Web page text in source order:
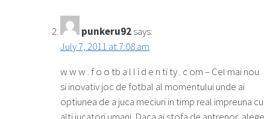
punkeru92says:
July 7, 2011 at 7:08 am
w w w . f o o tb a l l i d e n ti ty . c om – Cel mai nou
si inovativ joc de fotbal al momentului unde ai
optiunea de a juca meciuri in timp real impreuna cu